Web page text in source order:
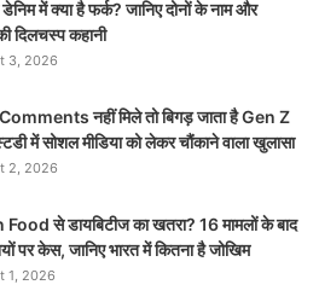
में क्या है फर्क? जानिए दोनों के नाम और
दिलचस्प कहानी
3, 2026
नहीं मिले तो बिगड़ जाता है Gen Z
में सोशल मीडिया को लेकर चौंकाने वाला खुलासा
2, 2026
से डायबिटीज का खतरा? 16 मामलों के बाद
पर केस, जानिए भारत में कितना है जोखिम
1, 2026